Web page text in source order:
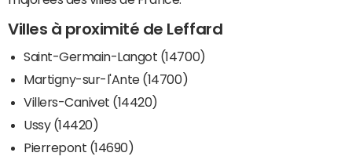
Villes à proximité de Leffard
Saint-Germain-Langot (14700)
Martigny-sur-l'Ante (14700)
Villers-Canivet (14420)
Ussy (14420)
Pierrepont (14690)